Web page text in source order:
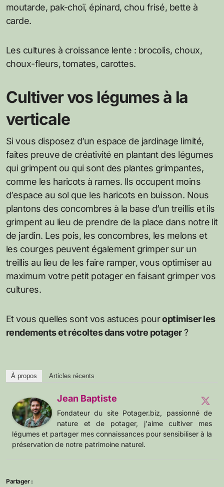
moutarde, pak-choï, épinard, chou frisé, bette à
carde.
Les cultures à croissance lente : brocolis, choux,
choux-fleurs, tomates, carottes.
Cultiver vos légumes à la
verticale
Si vous disposez d’un espace de jardinage limité,
faites preuve de créativité en plantant des légumes
qui grimpent ou qui sont des plantes grimpantes,
comme les haricots à rames. Ils occupent moins
d’espace au sol que les haricots en buisson. Nous
plantons des concombres à la base d’un treillis et ils
grimpent au lieu de prendre de la place dans notre lit
de jardin. Les pois, les concombres, les melons et
les courges peuvent également grimper sur un
treillis au lieu de les faire ramper, vous optimiser au
maximum votre petit potager en faisant grimper vos
cultures.
Et vous quelles sont vos astuces pouroptimiser les
rendements et récoltes dans votre potager?
À propos Articles récents
Jean Baptiste
Fondateur du site Potager.biz, passionné de
nature et de potager, j'aime cultiver mes
légumes et partager mes connaissances pour sensibiliser à la
préservation de notre patrimoine naturel.
Partager :